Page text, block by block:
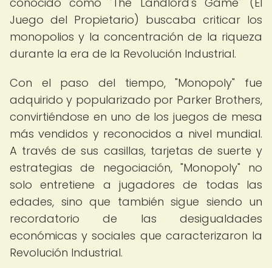
Juego del Propietario) buscaba criticar los
monopolios y la concentración de la riqueza
durante la era de la Revolución Industrial.
Con el paso del tiempo, "Monopoly" fue
adquirido y popularizado por Parker Brothers,
convirtiéndose en uno de los juegos de mesa
más vendidos y reconocidos a nivel mundial.
A través de sus casillas, tarjetas de suerte y
estrategias de negociación, "Monopoly" no
solo entretiene a jugadores de todas las
edades, sino que también sigue siendo un
recordatorio de las desigualdades
económicas y sociales que caracterizaron la
Revolución Industrial.